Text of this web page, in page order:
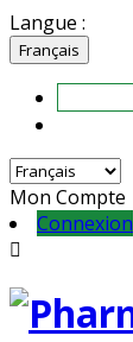
Langue :
Français
Mon Compte
Connexion
